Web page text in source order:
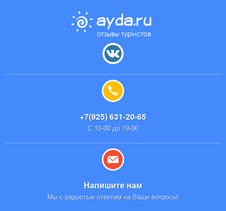
+7(925) 631-20-65
С 10-00 до 19-00
Напишите нам
Мы с радостью ответим на Ваши вопросы!